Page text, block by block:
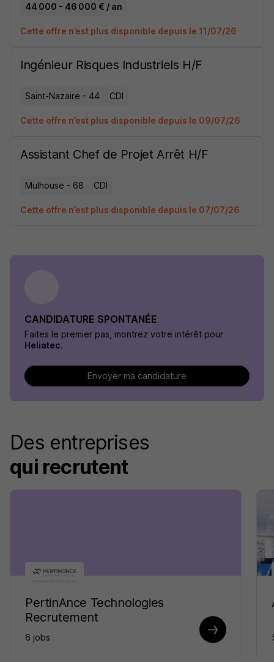
44 000 - 46 000 € / an
Cette offre n’est plus disponible depuis le 11/07/26
Ingénieur Risques Industriels H/F
Saint-Nazaire - 44 CDI
Cette offre n’est plus disponible depuis le 09/07/26
Assistant Chef de Projet Arrêt H/F
Mulhouse - 68 CDI
Cette offre n’est plus disponible depuis le 07/07/26
CANDIDATURE SPONTANÉE
Faites le premier pas, montrez votre intérêt pour
Heliatec.
Envoyer ma candidature
Des entreprises
qui recrutent
PertinAnce Technologies
Recrutement
6 jobs